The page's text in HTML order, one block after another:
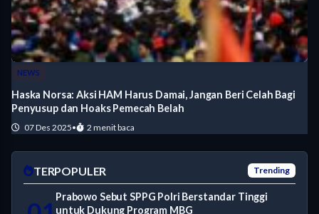
NEWS
Haska Norsa: Aksi HAM Harus Damai, Jangan Beri Celah Bagi
Penyusup dan Hoaks Pemecah Belah
07 Des 2025• 2 menit baca
TERPOPULER Trending
Prabowo Sebut SPPG Polri Berstandar Tinggi
untuk Dukung Program MBG